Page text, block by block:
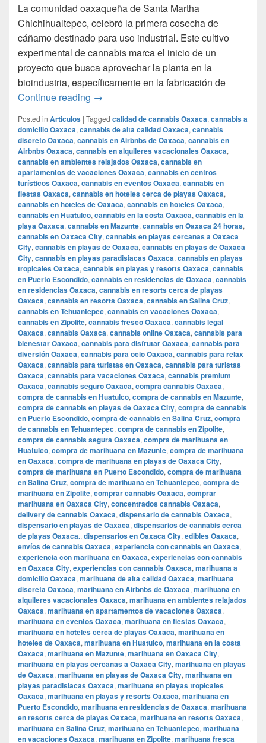
La comunidad oaxaqueña de Santa Martha
Chichihualtepec, celebró la primera cosecha de
cáñamo destinado para uso industrial. Este cultivo
experimental de cannabis marca el inicio de un
proyecto que busca aprovechar la planta en la
bioindustria, específicamente en la fabricación de
Continue reading En Oaxaca levantan primera cosecha
→
Posted in Articulos | Tagged calidad de cannabis Oaxaca, cannabis a
domicilio Oaxaca, cannabis de alta calidad Oaxaca, cannabis
discreto Oaxaca, cannabis en Airbnbs de Oaxaca, cannabis en
Airbnbs Oaxaca, cannabis en alquileres vacacionales Oaxaca,
cannabis en ambientes relajados Oaxaca, cannabis en
apartamentos de vacaciones Oaxaca, cannabis en centros
turísticos Oaxaca, cannabis en eventos Oaxaca, cannabis en
fiestas Oaxaca, cannabis en hoteles cerca de playas Oaxaca,
cannabis en hoteles de Oaxaca, cannabis en hoteles Oaxaca,
cannabis en Huatulco, cannabis en la costa Oaxaca, cannabis en la
playa Oaxaca, cannabis en Mazunte, cannabis en Oaxaca 24 horas,
cannabis en Oaxaca City, cannabis en playas cercanas a Oaxaca
City, cannabis en playas de Oaxaca, cannabis en playas de Oaxaca
City, cannabis en playas paradisiacas Oaxaca, cannabis en playas
tropicales Oaxaca, cannabis en playas y resorts Oaxaca, cannabis
en Puerto Escondido, cannabis en residencias de Oaxaca, cannabis
en residencias Oaxaca, cannabis en resorts cerca de playas
Oaxaca, cannabis en resorts Oaxaca, cannabis en Salina Cruz,
cannabis en Tehuantepec, cannabis en vacaciones Oaxaca,
cannabis en Zipolite, cannabis fresco Oaxaca, cannabis legal
Oaxaca, cannabis Oaxaca, cannabis online Oaxaca, cannabis para
bienestar Oaxaca, cannabis para disfrutar Oaxaca, cannabis para
diversión Oaxaca, cannabis para ocio Oaxaca, cannabis para relax
Oaxaca, cannabis para turistas en Oaxaca, cannabis para turistas
Oaxaca, cannabis para vacaciones Oaxaca, cannabis premium
Oaxaca, cannabis seguro Oaxaca, compra cannabis Oaxaca,
compra de cannabis en Huatulco, compra de cannabis en Mazunte,
compra de cannabis en playas de Oaxaca City, compra de cannabis
en Puerto Escondido, compra de cannabis en Salina Cruz, compra
de cannabis en Tehuantepec, compra de cannabis en Zipolite,
compra de cannabis segura Oaxaca, compra de marihuana en
Huatulco, compra de marihuana en Mazunte, compra de marihuana
en Oaxaca, compra de marihuana en playas de Oaxaca City,
compra de marihuana en Puerto Escondido, compra de marihuana
en Salina Cruz, compra de marihuana en Tehuantepec, compra de
marihuana en Zipolite, comprar cannabis Oaxaca, comprar
marihuana en Oaxaca City, concentrados cannabis Oaxaca,
delivery de cannabis Oaxaca, dispensario de cannabis Oaxaca,
dispensario en playas de Oaxaca, dispensarios de cannabis cerca
de playas Oaxaca., dispensarios en Oaxaca City, edibles Oaxaca,
envíos de cannabis Oaxaca, experiencia con cannabis en Oaxaca,
experiencia con marihuana en Oaxaca, experiencias con cannabis
en Oaxaca City, experiencias con cannabis Oaxaca, marihuana a
domicilio Oaxaca, marihuana de alta calidad Oaxaca, marihuana
discreta Oaxaca, marihuana en Airbnbs de Oaxaca, marihuana en
alquileres vacacionales Oaxaca, marihuana en ambientes relajados
Oaxaca, marihuana en apartamentos de vacaciones Oaxaca,
marihuana en eventos Oaxaca, marihuana en fiestas Oaxaca,
marihuana en hoteles cerca de playas Oaxaca, marihuana en
hoteles de Oaxaca, marihuana en Huatulco, marihuana en la costa
Oaxaca, marihuana en Mazunte, marihuana en Oaxaca City,
marihuana en playas cercanas a Oaxaca City, marihuana en playas
de Oaxaca, marihuana en playas de Oaxaca City, marihuana en
playas paradisiacas Oaxaca, marihuana en playas tropicales
Oaxaca, marihuana en playas y resorts Oaxaca, marihuana en
Puerto Escondido, marihuana en residencias de Oaxaca, marihuana
en resorts cerca de playas Oaxaca, marihuana en resorts Oaxaca,
marihuana en Salina Cruz, marihuana en Tehuantepec, marihuana
en vacaciones Oaxaca, marihuana en Zipolite, marihuana fresca